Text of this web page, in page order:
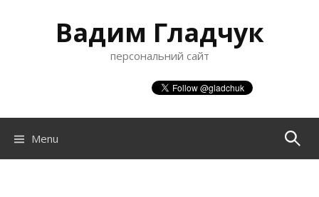
c
Вадим Гладчук
персональний сайт
Menu П